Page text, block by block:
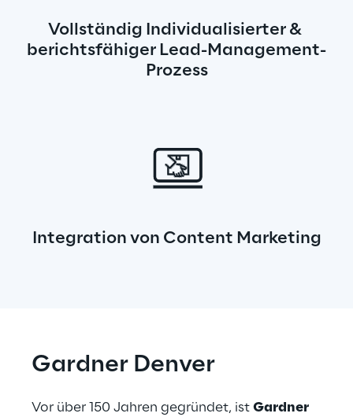
Vollständig Individualisierter &
berichtsfähiger Lead-Management-
Prozess
Integration von Content Marketing
Gardner Denver
Vor über 150 Jahren gegründet, ist Gardner